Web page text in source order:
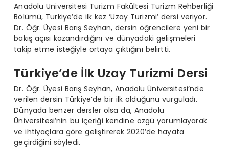
Anadolu Üniversitesi Turizm Fakültesi Turizm Rehberliği
Bölümü, Türkiye’de ilk kez ‘Uzay Turizmi’ dersi veriyor.
Dr. Öğr. Üyesi Barış Seyhan, dersin öğrencilere yeni bir
bakış açısı kazandırdığını ve dünyadaki gelişmeleri
takip etme isteğiyle ortaya çıktığını belirtti.
Türkiye’de İlk Uzay Turizmi Dersi
Dr. Öğr. Üyesi Barış Seyhan, Anadolu Üniversitesi’nde
verilen dersin Türkiye’de bir ilk olduğunu vurguladı.
Dünyada benzer dersler olsa da, Anadolu
Üniversitesi’nin bu içeriği kendine özgü yorumlayarak
ve ihtiyaçlara göre geliştirerek 2020’de hayata
geçirdiğini söyledi.